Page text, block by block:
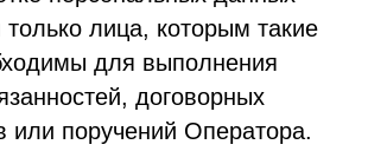
только лица, которым такие
для выполнения
договорных
или поручений Оператора.